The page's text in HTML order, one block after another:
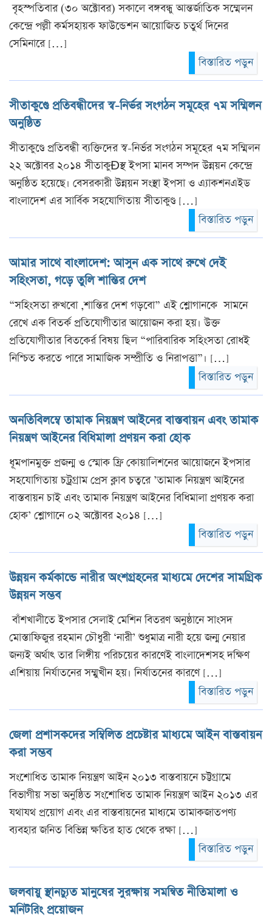
বৃহস্পতিবার (৩০ অক্টোবর) সকালে বঙ্গবন্ধু আন্তর্জাতিক সম্মেলন
কেন্দ্রে পল্লী কর্মসহায়ক ফাউন্ডেশন আয়োজিত চতুর্থ দিনের
সেমিনারে […]
বিস্তারিত পড়ুন
সীতাকুণ্ডে প্রতিবন্ধীদের স্ব-নির্ভর সংগঠন সমূহের ৭ম সম্মিলন
অনুষ্ঠিত
সীতাকুণ্ডে প্রতিবন্ধী ব্যক্তিদের স্ব-নির্ভর সংগঠন সমূহের ৭ম সম্মিলন
২২ অক্টোবর ২০১৪ সীতাকুÐস্থ ইপসা মানব সম্পদ উন্নয়ন কেন্দ্রে
অনুষ্ঠিত হয়েছে। বেসরকারী উন্নয়ন সংস্থা ইপসা ও এ্যাকশনএইড
বাংলাদেশ এর সার্বিক সহযোগিতায় সীতাকুণ্ড […]
বিস্তারিত পড়ুন
আমার সাথে বাংলাদেশ: আসুন এক সাথে রুখে দেই
সহিংসতা, গড়ে তুলি শান্তির দেশ
“সহিংসতা রুখবো ,শান্তির দেশ গড়বো” এই শ্লোগানকে সামনে
রেখে এক বিতর্ক প্রতিযোগীতার আয়োজন করা হয়। উক্ত
প্রতিযোগীতার বিতকের্র বিষয় ছিল “পারিবারিক সহিংসতা রোধই
নিশ্চিত করতে পারে সামাজিক সম্প্রীতি ও নিরাপত্তা”। […]
বিস্তারিত পড়ুন
অনতিবিলম্বে তামাক নিয়ন্ত্রণ আইনের বাস্তবায়ন এবং তামাক
নিয়ন্ত্রণ আইনের বিধিমালা প্রণয়ন করা হোক
ধূমপানমুক্ত প্রজন্ম ও স্মোক ফ্রি কোয়ালিশনের আয়োজনে ইপসার
সহযোগিতায় চট্রগ্রাম প্রেস ক্লাব চত্বরে ’তামাক নিয়ন্ত্রণ আইনের
বাস্তবায়ন চাই এবং তামাক নিয়ন্ত্রণ আইনের বিধিমালা প্রণয়ক করা
হোক’ শ্লোগানে ০২ অক্টোবর ২০১৪ […]
বিস্তারিত পড়ুন
উন্নয়ন কর্মকান্ডে নারীর অংশগ্রহনের মাধ্যমে দেশের সামগ্রিক
উন্নয়ন সম্ভব
বাঁশখালীতে ইপসার সেলাই মেশিন বিতরণ অনুষ্ঠানে সাংসদ
মোস্তাফিজুর রহমান চৌধুরী ‘নারী’ শুধুমাত্র নারী হয়ে জন্ম নেয়ার
জন্যই অর্থাৎ তার লিঙ্গীয় পরিচয়ের কারণেই বাংলাদেশসহ দক্ষিণ
এশিয়ায় নির্যাতনের সম্মুখীন হয়। নির্যাতনের কারণে […]
বিস্তারিত পড়ুন
জেলা প্রশাসকদের সম্বিলিত প্রচেষ্টার মাধ্যমে আইন বাস্তবায়ন
করা সম্ভব
সংশোধিত তামাক নিয়ন্ত্রণ আইন ২০১৩ বাস্তবায়নে চট্টগ্রামে
বিভাগীয় সভা অনুষ্ঠিত সংশোধিত তামাক নিয়ন্ত্রণ আইন ২০১৩ এর
যথাযথ প্রয়োগ এবং এর বাস্তবায়নের মাধ্যমে তামাকজাতপণ্য
ব্যবহার জনিত বিভিন্ন ক্ষতির হাত থেকে রক্ষা […]
বিস্তারিত পড়ুন
জলবায়ু স্থানচ্যুত মানুষের সুরক্ষায় সমন্বিত নীতিমালা ও
মনিটরিং প্রয়োজন